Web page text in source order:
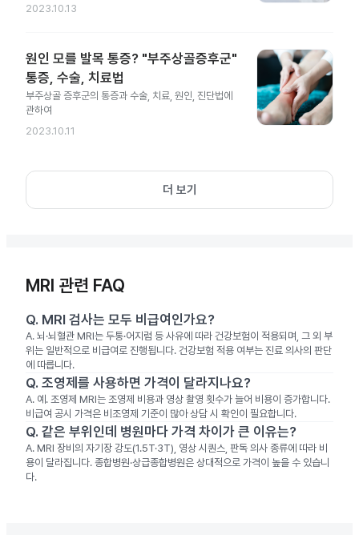
2023.10.13
원인 모를 발목 통증? "부주상골증후군"
통증, 수술, 치료법
부주상골 증후군의 통증과 수술, 치료, 원인, 진단법에
관하여
2023.10.11
더 보기
MRI 관련 FAQ
Q. MRI 검사는 모두 비급여인가요?
A. 뇌·뇌혈관 MRI는 두통·어지럼 등 사유에 따라 건강보험이 적용되며, 그 외 부
위는 일반적으로 비급여로 진행됩니다. 건강보험 적용 여부는 진료 의사의 판단
에 따릅니다.
Q. 조영제를 사용하면 가격이 달라지나요?
A. 예. 조영제 MRI는 조영제 비용과 영상 촬영 횟수가 늘어 비용이 증가합니다.
비급여 공시 가격은 비조영제 기준이 많아 상담 시 확인이 필요합니다.
Q. 같은 부위인데 병원마다 가격 차이가 큰 이유는?
A. MRI 장비의 자기장 강도(1.5T·3T), 영상 시퀀스, 판독 의사 종류에 따라 비
용이 달라집니다. 종합병원·상급종합병원은 상대적으로 가격이 높을 수 있습니
다.